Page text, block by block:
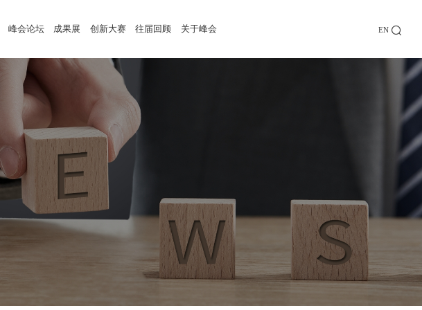
EN
峰会论坛 成果展 创新大赛 往届回顾 关于峰会